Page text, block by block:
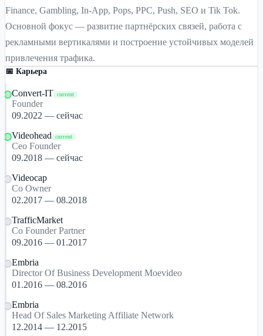
Finance, Gambling, In-App, Pops, PPC, Push, SEO и Tik Tok.
Основной фокус — развитие партнёрских связей, работа с
рекламными вертикалями и построение устойчивых моделей
привлечения трафика.
📅 Карьера
Convert-IT current
Founder
09.2022 — сейчас
Videohead
current
Ceo Founder
09.2018 — сейчас
Videocap
Co Owner
02.2017 — 08.2018
TrafficMarket
Co Founder Partner
09.2016 — 01.2017
Embria
Director Of Business Development Moevideo
01.2016 — 08.2016
Embria
Head Of Sales Marketing Affiliate Network
12.2014 — 12.2015